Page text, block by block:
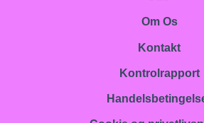
Om Os
Kontakt
Kontrolrapport